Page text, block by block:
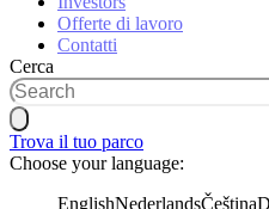
Offerte di lavoro
Contatti
Cerca
Trova il tuo parco
Choose your language:
EnglishNederlandsČeština